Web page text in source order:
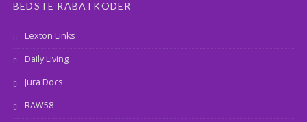
BEDSTE RABATKODER
Lexton Links
Daily Living
Jura Docs
RAW58